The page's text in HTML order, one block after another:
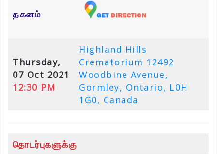
தகனம்
Thursday,
07 Oct 2021
12:30 PM
Highland Hills
Crematorium 12492
Woodbine Avenue,
Gormley, Ontario, L0H
1G0, Canada
தொடர்புகளுக்கு